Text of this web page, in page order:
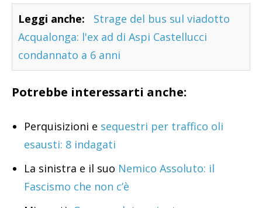
Leggi anche:
Strage del bus sul viadotto
Acqualonga: l'ex ad di Aspi Castellucci
condannato a 6 anni
Potrebbe interessarti anche:
Perquisizioni e sequestri per traffico oli
esausti: 8 indagati
La sinistra e il suo Nemico Assoluto: il
Fascismo che non c’è